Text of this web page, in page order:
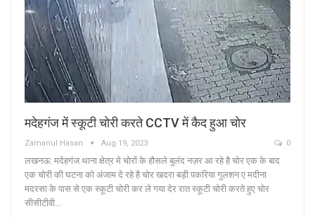
मदेहगंज में स्कूटी चोरी करते CCTV में कैद हुआ चोर
Zamanul Hasan Aug 19, 2023 0
लखनऊ: मदेहगंज थाना क्षेत्र मे चोरों के हौसले बुलंद नज़र आ रहे है चोर एक के बाद
एक चोरी की घटना को अंजाम दे रहे है चोर खदरा बड़ी पकरिया गुलशन ए मदीना
मदरसा के पास से एक स्कूटी चोरी कर ले गया देर रात स्कूटी चोरी करते हुए चोर
सीसीटीवी…